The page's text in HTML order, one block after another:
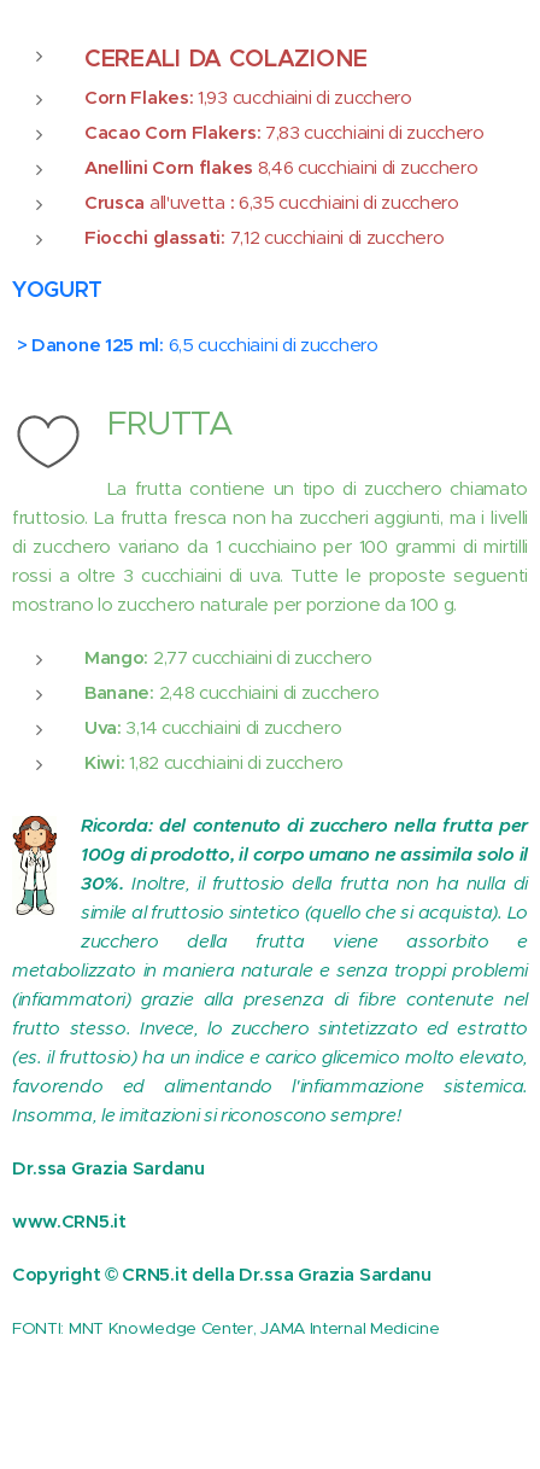
CEREALI DA COLAZIONE
Corn Flakes: 1,93 cucchiaini di zucchero
Cacao Corn Flakers: 7,83 cucchiaini di zucchero
Anellini Corn flakes 8,46 cucchiaini di zucchero
Crusca all'uvetta : 6,35 cucchiaini di zucchero
Fiocchi glassati: 7,12 cucchiaini di zucchero
YOGURT
> Danone 125 ml: 6,5 cucchiaini di zucchero
FRUTTA
La frutta contiene un tipo di zucchero chiamato
fruttosio. La frutta fresca non ha zuccheri aggiunti, ma i livelli
di zucchero variano da 1 cucchiaino per 100 grammi di mirtilli
rossi a oltre 3 cucchiaini di uva. Tutte le proposte seguenti
mostrano lo zucchero naturale per porzione da 100 g.
Mango: 2,77 cucchiaini di zucchero
Banane: 2,48 cucchiaini di zucchero
Uva: 3,14 cucchiaini di zucchero
Kiwi:1,82 cucchiaini di zucchero
Ricorda: del contenuto di zucchero nella frutta per
100g di prodotto, il corpo umano ne assimila solo il
30%.Inoltre, il fruttosio della frutta non ha nulla di
simile al fruttosio sintetico (quello che si acquista). Lo
zucchero della frutta viene assorbito e
metabolizzato in maniera naturale e senza troppi problemi
(infiammatori) grazie alla presenza di fibre contenute nel
frutto stesso. Invece, lo zucchero sintetizzato ed estratto
(es. il fruttosio) ha un indice e carico glicemico molto elevato,
favorendo ed alimentando l'infiammazione sistemica.
Insomma, le imitazioni si riconoscono sempre!
Dr.ssa Grazia Sardanu
www.CRN5.it
Copyright © CRN5.it della Dr.ssa Grazia Sardanu
FONTI: MNT Knowledge Center, JAMA Internal Medicine